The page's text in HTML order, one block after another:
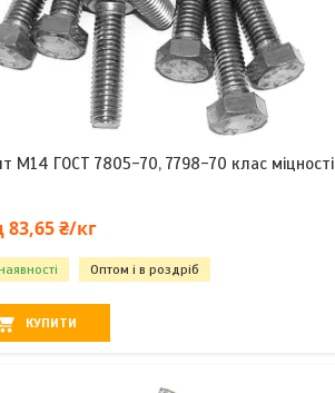
М14 ГОСТ 7805-70, 7798-70 клас міцності
83,65 ₴/кг
Оптом і в роздріб
КУПИТИ